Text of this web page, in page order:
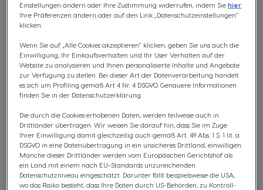
(0)
Kapsel-Symbol
Erlebe eine wunderbare Auswahl an Getränken mit
unserem exklusiven Dolce Gusto Family Bundle, das auf
die vielfältigen Geschmäcker von Kaffeeliebhabern
Auswahl an Aromen, von einem reichhaltigen und
cremigen Latte Macchiato, kräftigen und intensiven
Espresso, bis zu dem sanften Café Au Lait. Eine Sorte für
jeden Moment des Tages.
Diese Aktion ist nicht mit anderen aktuellen Angeboten
Einstellungen ändern oder Ihre Zustimmung widerrufen, indem Siehier
Ihre Präferenzen ändern oder auf den Link „Datenschutzeinstellungen“
klicken.
Wenn Sie auf „Alle Cookies akzeptieren“ klicken, geben Sie uns auch die
Einwilligung, Ihr Einkaufsverhalten und Ihr User Verhalten auf der
Website zu analysieren und Ihnen personalisierte Inhalte und Angebote
zur Verfügung zu stellen. Bei dieser Art der Datenverarbeitung handelt
es sich um Profiling gemäß Art 4 Nr. 4 DSGVO. Genauere Informationen
finden Sie in der Datenschutzerklärung.
Die durch die Cookies erhobenen Daten, werden teilweise auch in
Drittländer übertragen. Wir weisen Sie darauf hin, dass Sie im Zuge
Ihrer Einwilligung damit gleichzeitig auch gemäß Art. 49 Abs. 1 S. 1 lit. a
DSGVO in eine Datenübertragung in ein unsicheres Drittland, einwilligen.
Manche dieser Drittländer werden vom Europäischen Gerichtshof als
ein Land mit einem nach EU-Standards unzureichenden
Datenschutzniveau eingeschätzt. Darunter fällt beispielsweise die USA,
wo das Risiko besteht, dass Ihre Daten durch US-Behörden, zu Kontroll-